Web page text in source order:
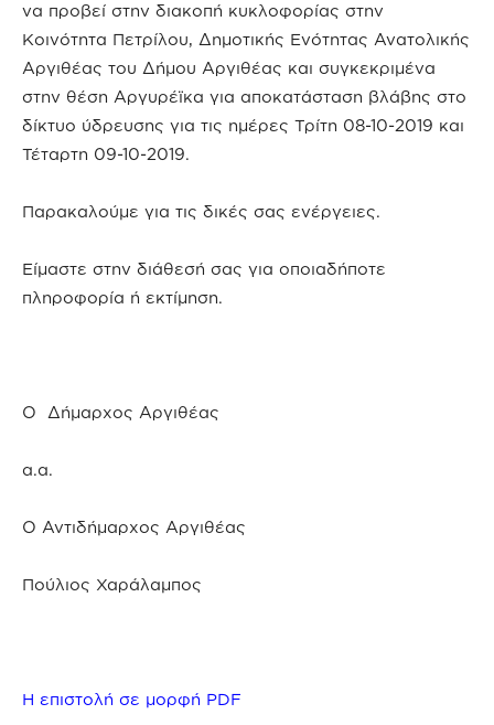
να προβεί στην διακοπή κυκλοφορίας στην
Κοινότητα Πετρίλου, Δημοτικής Ενότητας Ανατολικής
Αργιθέας του Δήμου Αργιθέας και συγκεκριμένα
στην θέση Αργυρέϊκα για αποκατάσταση βλάβης στο
δίκτυο ύδρευσης για τις ημέρες Τρίτη 08-10-2019 και
Τέταρτη 09-10-2019.
Παρακαλούμε για τις δικές σας ενέργειες.
Είμαστε στην διάθεσή σας για οποιαδήποτε
πληροφορία ή εκτίμηση.
Ο Δήμαρχος Αργιθέας
α.α.
Ο Αντιδήμαρχος Αργιθέας
Πούλιος Χαράλαμπος
Η επιστολή σε μορφή PDF